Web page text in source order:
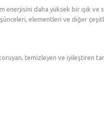
enerjisini daha yüksek bir ışık
elementleri ve diğer
temizleyen ve iyileştiren